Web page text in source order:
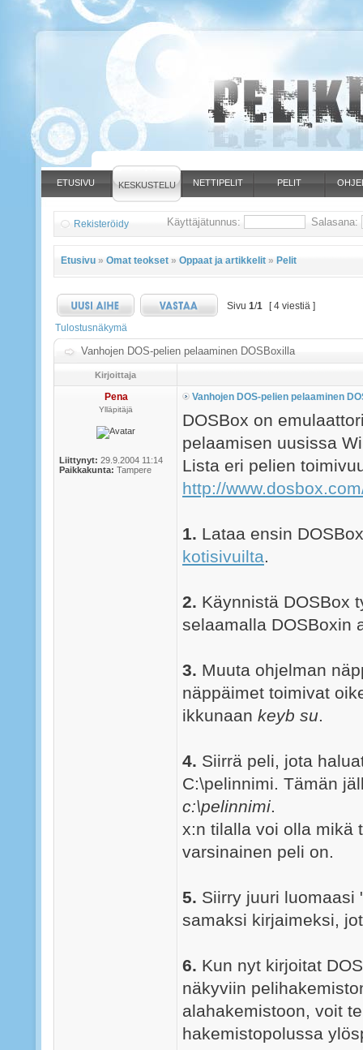
ETUSIVU KESKUSTELU NETTIPELIT PELIT
Rekisteröidy Käyttäjätunnus: Salasana:
Etusivu » Omat teokset » Oppaat ja artikkelit » Pelit
Sivu 1/1
[ 4 viestiä ]
Tulostusnäkymä
Vanhojen DOS-pelien pelaaminen DOSBoxilla
Kirjoittaja
Pena
Ylläpitäjä
Liittynyt: 29.9.2004 11:14
Paikkakunta: Tampere
Vanhojen DOS-pelien pelaaminen
DOSBox on
pelaamisen uusissa
Lista eri pelien
http://
1. Lataa ensin
kotisivuilta.
2. Käynnistä DOSBox
selaamalla DOSBoxin
3. Muuta ohjelman
näppäimet toimivat
ikkunaan keyb su.
4. Siirrä peli, jota
C:\pelinnimi. Tämän
c:\pelinnimi.
x:n tilalla voi olla mikä
varsinainen peli on.
5. Siirry juuri
samaksi kirjaimeksi,
6. Kun nyt kirjoitat
näkyviin
alahakemistoon, voit
hakemistopolussa